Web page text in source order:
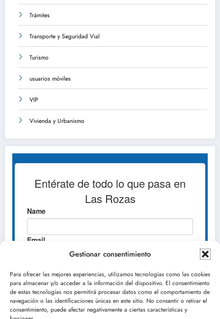
Gestionar consentimiento
Para ofrecer las mejores experiencias, utilizamos tecnologías como las cookies
para almacenar y/o acceder a la información del dispositivo. El consentimiento
de estas tecnologías nos permitirá procesar datos como el comportamiento de
navegación o las identificaciones únicas en este sitio. No consentir o retirar el
consentimiento, puede afectar negativamente a ciertas características y
Trámites
Transporte y Seguridad Vial
Turismo
usuarios móviles
VIP
Vivienda y Urbanismo